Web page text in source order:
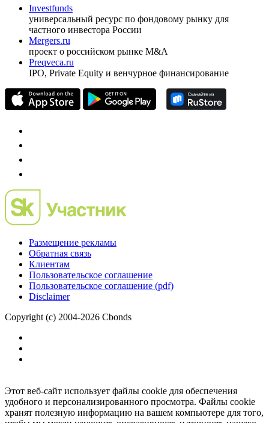
оформить подписку
pro@cbonds.info
Спец проекты
Investfunds
универсальный ресурс по фондовому рынку для
частного инвестора России
проект о российском рынке M&A
Preqveca.ru
Размещение рекламы
Обратная связь
Пользовательское соглашение
Copyright (c) 2004-2026 Cbonds